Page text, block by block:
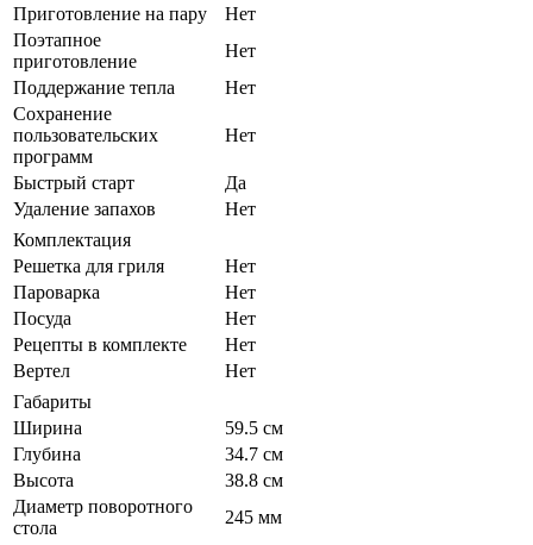
Приготовление на пару
Нет
Поэтапное
приготовление
Нет
Поддержание тепла
Нет
Сохранение
пользовательских
программ
Нет
Быстрый старт
Да
Удаление запахов
Нет
Комплектация
Решетка для гриля
Нет
Пароварка
Нет
Посуда
Нет
Рецепты в комплекте
Нет
Вертел
Нет
Габариты
Ширина
59.5 см
Глубина
34.7 см
Высота
38.8 см
Диаметр поворотного
стола
245 мм